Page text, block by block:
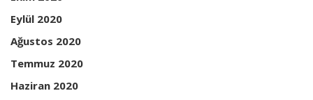
Eylül 2020
Ağustos 2020
Temmuz 2020
Haziran 2020